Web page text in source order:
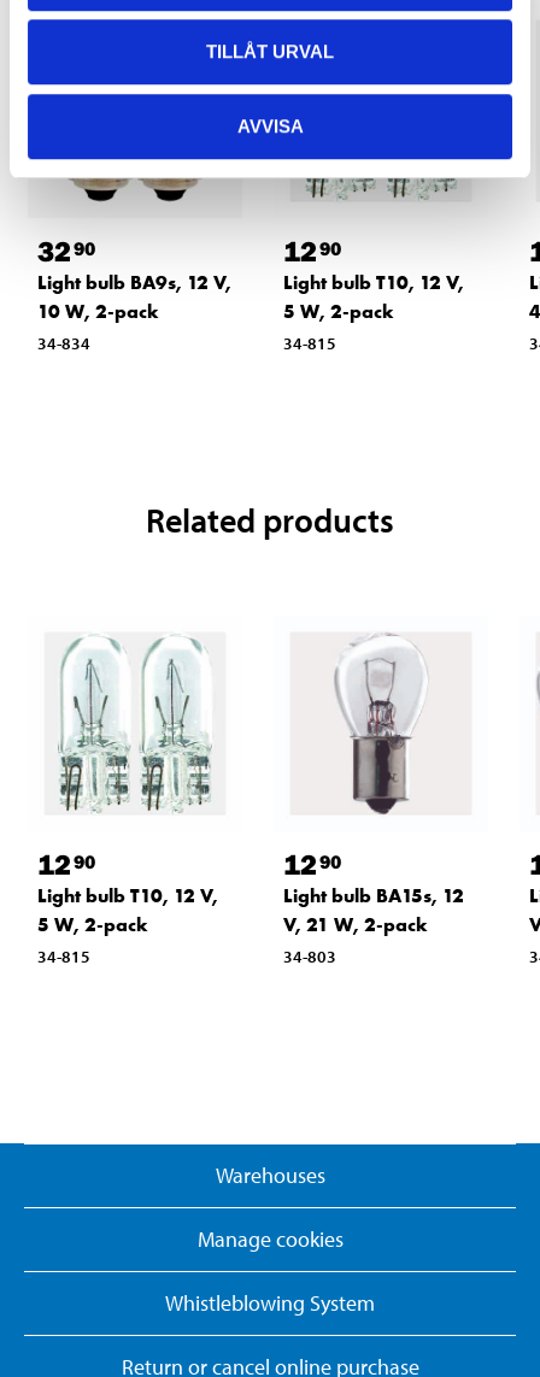
TILLÅT URVAL
AVVISA
3290
Light bulb BA9s, 12 V,
10 W, 2-pack
34-834
1290
Light bulb T10, 12 V,
5 W, 2-pack
34-815
Related products
1290
Light bulb T10, 12 V,
5 W, 2-pack
34-815
1290
Light bulb BA15s, 12
V, 21 W, 2-pack
34-803
Warehouses
Manage cookies
Whistleblowing System
Return or cancel online purchase